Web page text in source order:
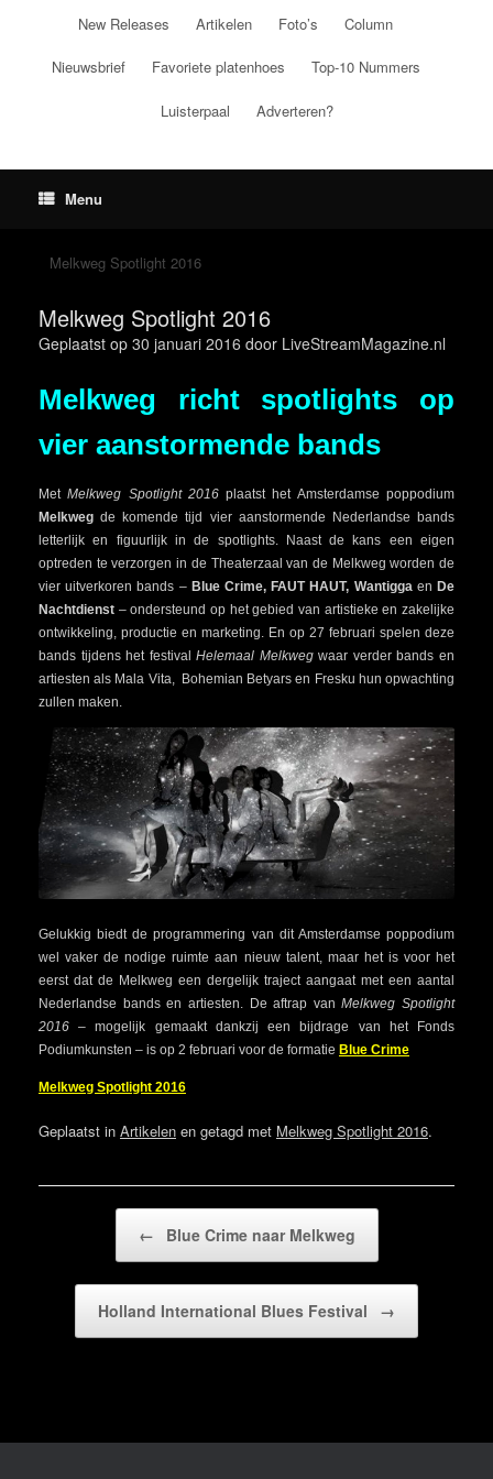
New Releases Artikelen Foto’s Column
Nieuwsbrief Favoriete platenhoes Top-10 Nummers
Luisterpaal Adverteren?
Menu
Melkweg Spotlight 2016
Melkweg Spotlight 2016
Geplaatst op 30 januari 2016 door LiveStreamMagazine.nl
Melkweg richt spotlights op
vier aanstormende bands
MetMelkweg Spotlight 2016plaatst het Amsterdamse poppodium
Melkweg de komende tijd vier aanstormende Nederlandse bands
letterlijk en figuurlijk in de spotlights. Naast de kans een eigen
optreden te verzorgen in de Theaterzaal van de Melkweg worden de
vier uitverkoren bands – Blue Crime, FAUT HAUT, Wantigga en De
Nachtdienst – ondersteund op het gebied van artistieke en zakelijke
ontwikkeling, productie en marketing. En op 27 februari spelen deze
bands tijdens het festivalHelemaal Melkwegwaar verder bands en
artiesten als Mala Vita, Bohemian Betyars en Fresku hun opwachting
zullen maken.
Gelukkig biedt de programmering van dit Amsterdamse poppodium
wel vaker de nodige ruimte aan nieuw talent, maar het is voor het
eerst dat de Melkweg een dergelijk traject aangaat met een aantal
Nederlandse bands en artiesten. De aftrap vanMelkweg Spotlight
2016 – mogelijk gemaakt dankzij een bijdrage van het Fonds
Podiumkunsten – is op 2 februari voor de formatie Blue Crime
Melkweg Spotlight 2016
Geplaatst in Artikelen en getagd met Melkweg Spotlight 2016.
← Blue Crime naar Melkweg
Holland International Blues Festival →